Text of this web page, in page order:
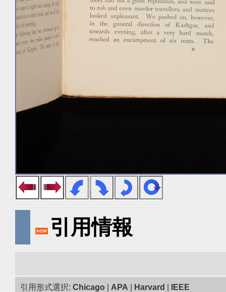
引用情報
引用形式選択: Chicago APA Harvard IEEE